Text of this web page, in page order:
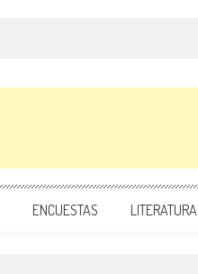
ENCUESTAS LITERATURA